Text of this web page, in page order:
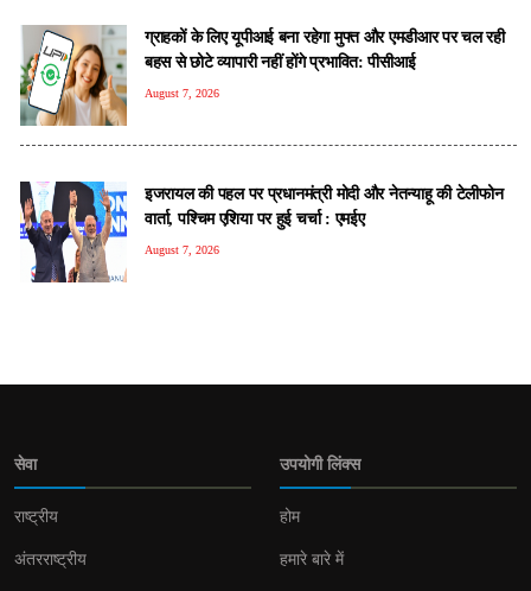
ग्राहकों के लिए यूपीआई बना रहेगा मुफ्त और एमडीआर पर चल रही
बहस से छोटे व्यापारी नहीं होंगे प्रभावित: पीसीआई
August 7, 2026
इजरायल की पहल पर प्रधानमंत्री मोदी और नेतन्याहू की टेलीफोन
वार्ता, पश्चिम एशिया पर हुई चर्चा : एमईए
August 7, 2026
सेवा
राष्ट्रीय
अंतरराष्ट्रीय
उपयोगी लिंक्स
होम
हमारे बारे में